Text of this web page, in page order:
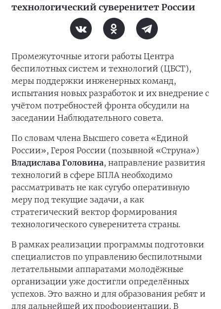
технологический суверенитет России
Промежуточные итоги работы Центра
беспилотных систем и технологий (ЦБСТ),
меры поддержки инженерных команд,
испытания новых разработок и их внедрение с
учётом потребностей фронта обсудили на
заседании Наблюдательного совета.
По словам члена Высшего совета «Единой
России», Героя России (позывной «Струна»)
Владислава Головина, направление развития
технологий в сфере БПЛА необходимо
рассматривать не как сугубо оперативную
меру под текущие задачи, а как
стратегический вектор формирования
технологического суверенитета страны.
В рамках реализации программы подготовки
специалистов по управлению беспилотными
летательными аппаратами молодёжные
организации уже достигли определённых
успехов. Это важно и для образования ребят и
для дальнейшей их профориентации. В